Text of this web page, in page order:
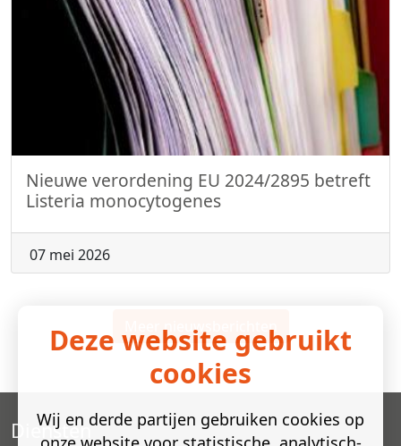
Nieuwe verordening EU 2024/2895 betreft
Listeria monocytogenes
07 mei 2026
Meer nieuwsberichten
Diensten
Deze website gebruikt
cookies
Wij en derde partijen gebruiken cookies op